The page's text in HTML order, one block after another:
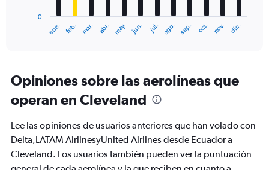
Range:
12
categories.
The
chart
1
Y
axis
ene. feb. mar. abr. may. jun. jul. ago. sep. oct. nov. dic.
0
Opiniones sobre las aerolíneas que
operan en Cleveland
Lee las opiniones de usuarios anteriores que han volado con
Delta,LATAM AirlinesyUnited Airlines desde Ecuador a
Cleveland. Los usuarios también pueden ver la puntuación